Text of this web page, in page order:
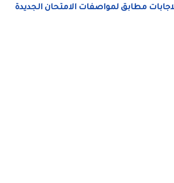
مطابق لمواصفات الامتحان الجديدة